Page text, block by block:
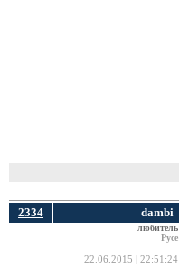
2334 dambi
любитель
Русе
22.06.2015 | 22:51:24